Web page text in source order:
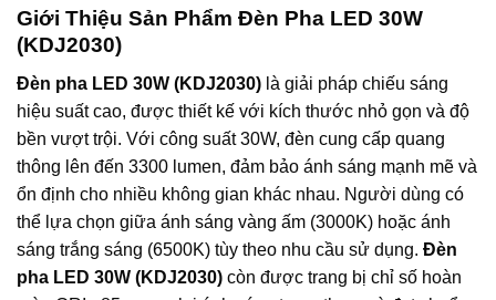
chống nước và bụi tốt, đạt tiêu chuẩn IP66 thích hợp cho
việc sử dụng ngoài trời.
Thân thiện với môi trường: Đèn LED không chứa các chất
độc hại như thủy ngân, giúp bảo vệ môi trường.
Giới Thiệu Sản Phẩm Đèn Pha LED 30W
(KDJ2030)
Đèn pha LED 30W (KDJ2030) là giải pháp chiếu sáng
hiệu suất cao, được thiết kế với kích thước nhỏ gọn và độ
bền vượt trội. Với công suất 30W, đèn cung cấp quang
thông lên đến 3300 lumen, đảm bảo ánh sáng mạnh mẽ và
ổn định cho nhiều không gian khác nhau. Người dùng có
thể lựa chọn giữa ánh sáng vàng ấm (3000K) hoặc ánh
sáng trắng sáng (6500K) tùy theo nhu cầu sử dụng. Đèn
pha LED 30W (KDJ2030) còn được trang bị chỉ số hoàn